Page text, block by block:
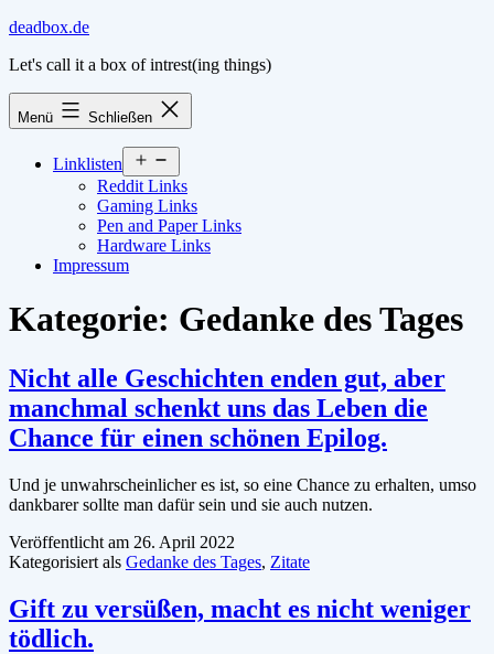
Zum
springen
deadbox.de
Let's call it a box of intrest(ing things)
Menü Schließen
Linklisten
öffnen
Reddit Links
Gaming Links
Pen and Paper Links
Hardware Links
Impressum
Kategorie: Gedanke des Tages
Nicht alle Geschichten enden gut, aber
manchmal schenkt uns das Leben die
Chance für einen schönen Epilog.
Und je unwahrscheinlicher es ist, so eine Chance zu erhalten, umso
dankbarer sollte man dafür sein und sie auch nutzen.
Veröffentlicht am 26. April 2022
Kategorisiert als Gedanke des Tages, Zitate
Gift zu versüßen, macht es nicht weniger
tödlich.